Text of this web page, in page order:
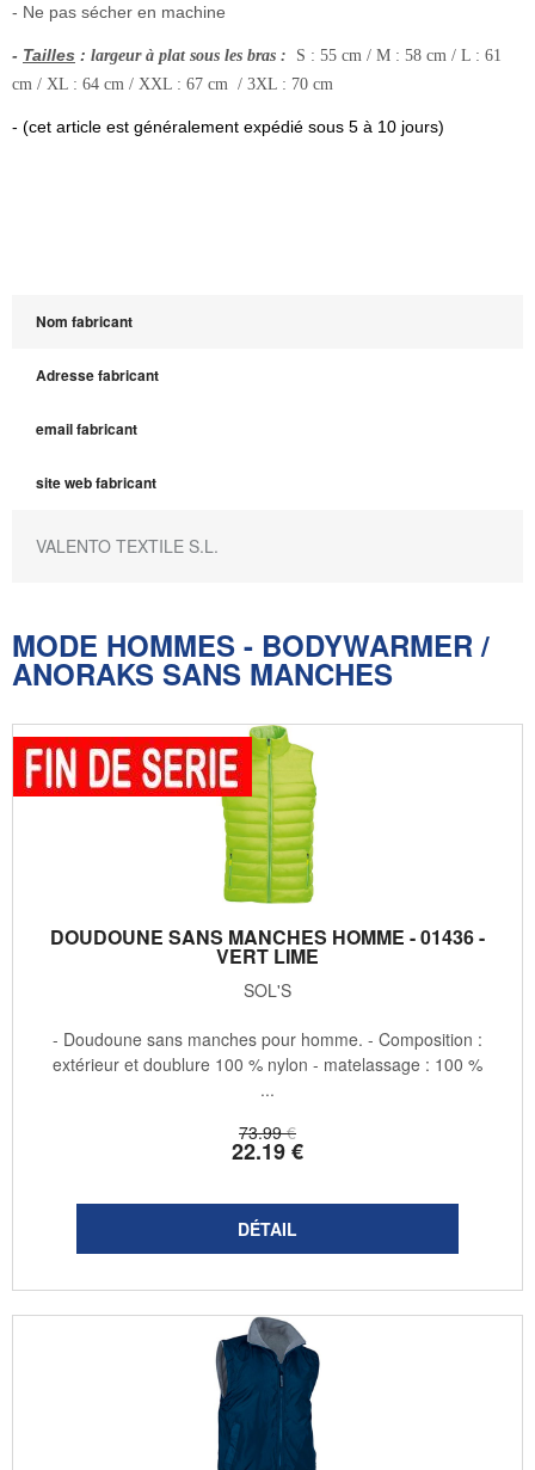
- Ne pas sécher en machine
- Tailles : largeur à plat sous les bras : S : 55 cm / M : 58 cm / L : 61
cm / XL : 64 cm / XXL : 67 cm / 3XL : 70 cm
- (cet article est généralement expédié sous 5 à 10 jours)
Nom fabricant
Adresse fabricant
email fabricant
site web fabricant
VALENTO TEXTILE S.L.
MODE HOMMES - BODYWARMER /
ANORAKS SANS MANCHES
DOUDOUNE SANS MANCHES HOMME - 01436 -
VERT LIME
SOL'S
73.99 €
22.19€
- Doudoune sans manches pour homme. - Composition :
extérieur et doublure 100 % nylon - matelassage : 100 %
...